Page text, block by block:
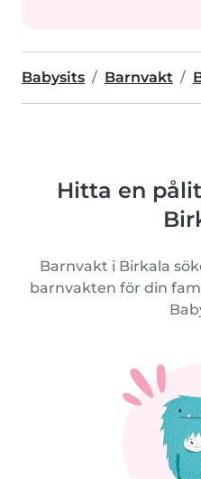
Babysits Barnvakt
Hitta en
Barnvakt i Birkala
barnvakten för din